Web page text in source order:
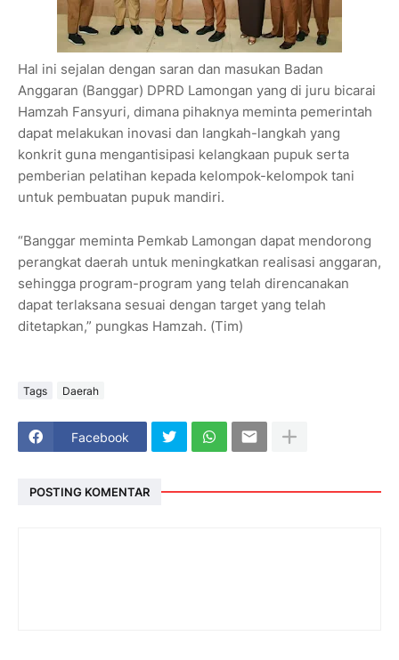
Hal ini sejalan dengan saran dan masukan Badan
Anggaran (Banggar) DPRD Lamongan yang di juru bicarai
Hamzah Fansyuri, dimana pihaknya meminta pemerintah
dapat melakukan inovasi dan langkah-langkah yang
konkrit guna mengantisipasi kelangkaan pupuk serta
pemberian pelatihan kepada kelompok-kelompok tani
untuk pembuatan pupuk mandiri.
“Banggar meminta Pemkab Lamongan dapat mendorong
perangkat daerah untuk meningkatkan realisasi anggaran,
sehingga program-program yang telah direncanakan
dapat terlaksana sesuai dengan target yang telah
ditetapkan,” pungkas Hamzah. (Tim)
Tags Daerah
Facebook
POSTING KOMENTAR